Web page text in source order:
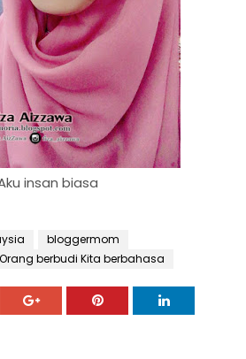
insan biasa
bloggermom
Orang berbudi Kita berbahasa